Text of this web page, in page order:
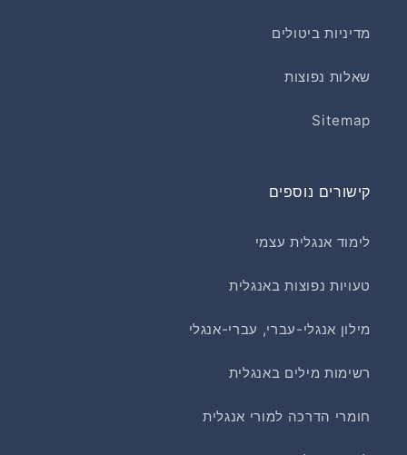
מדיניות ביטולים
שאלות נפוצות
Sitemap
קישורים נוספים
לימוד אנגלית עצמי
טעויות נפוצות באנגלית
מילון אנגלי-עברי, עברי-אנגלי
רשימות מילים באנגלית
חומרי הדרכה למורי אנגלית